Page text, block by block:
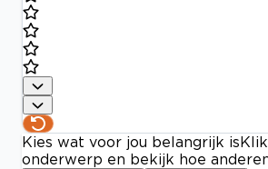
Kies wat voor jou belangrijk is
onderwerp en bekijk hoe